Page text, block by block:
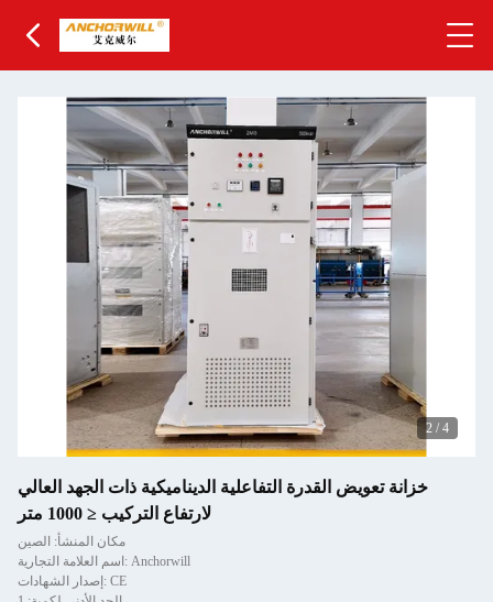
3 / 4
خزانة تعويض القدرة التفاعلية الديناميكية ذات الجهد العالي
لارتفاع التركيب ≤ 1000 متر
مكان المنشأ: الصين
اسم العلامة التجارية: Anchorwill
إصدار الشهادات: CE